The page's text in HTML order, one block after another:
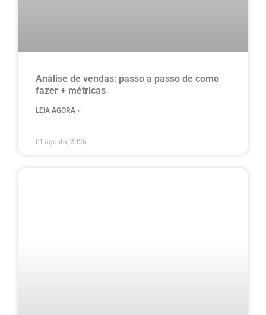
Análise de vendas: passo a passo de como
fazer + métricas
LEIA AGORA »
01 agosto, 2026